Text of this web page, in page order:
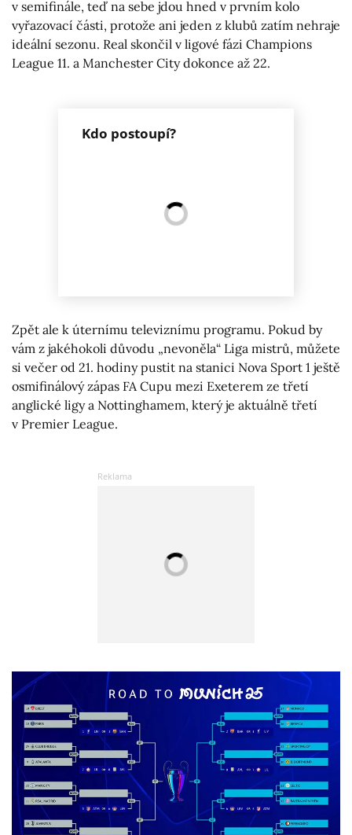
v semifinále, teď na sebe jdou hned v prvním kolo
vyřazovací části, protože ani jeden z klubů zatím nehraje
ideální sezonu. Real skončil v ligové fázi Champions
League 11. a Manchester City dokonce až 22.
Kdo postoupí?
Zpět ale k úternímu televiznímu programu. Pokud by
vám z jakéhokoli důvodu „nevoněla“ Liga mistrů, můžete
si večer od 21. hodiny pustit na stanici Nova Sport 1 ještě
osmifinálový zápas FA Cupu mezi Exeterem ze třetí
anglické ligy a Nottinghamem, který je aktuálně třetí
v Premier League.